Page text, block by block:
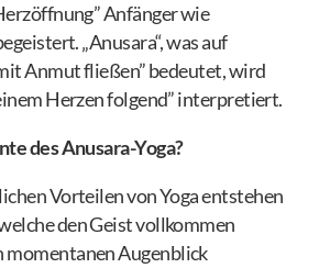
Anfänger wie
„Anusara“, was auf
Anmut fließen” bedeutet, wird
Herzen folgend” interpretiert.
des Anusara-Yoga?
Vorteilen von Yoga entstehen
den Geist vollkommen
momentanen Augenblick